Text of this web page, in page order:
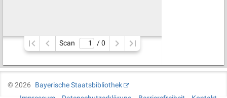
Scan / 0
©2026
Bayerische Staatsbibliothek